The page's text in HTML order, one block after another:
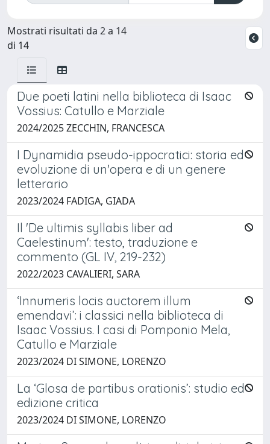
Mostrati risultati da 2 a 14
di 14
Due poeti latini nella biblioteca di Isaac
Vossius: Catullo e Marziale
2024/2025 ZECCHIN, FRANCESCA
I Dynamidia pseudo-ippocratici: storia ed
evoluzione di un'opera e di un genere
letterario
2023/2024 FADIGA, GIADA
Il 'De ultimis syllabis liber ad
Caelestinum': testo, traduzione e
commento (GL IV, 219-232)
2022/2023 CAVALIERI, SARA
‘Innumeris locis auctorem illum
emendavi’: i classici nella biblioteca di
Isaac Vossius. I casi di Pomponio Mela,
Catullo e Marziale
2023/2024 DI SIMONE, LORENZO
La ‘Glosa de partibus orationis’: studio ed
edizione critica
2023/2024 DI SIMONE, LORENZO